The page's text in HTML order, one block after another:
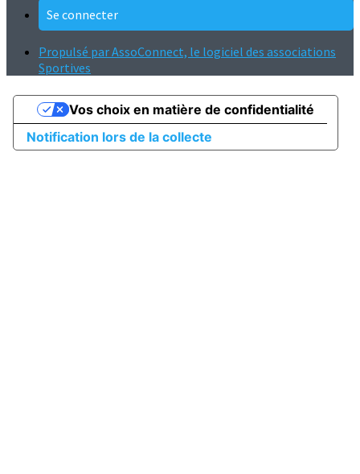
Se connecter
Propulsé par AssoConnect, le logiciel des associations
Sportives
Notification lors de la collecte
Vos choix en matière de confidentialité